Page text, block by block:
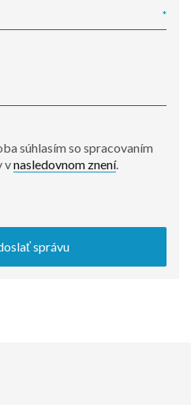
súhlasím so spracovaním
vnasledovnom znení.
správu